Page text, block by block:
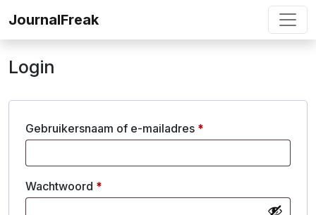
JournalFreak
Login
Gebruikersnaam of e-mailadres *
Wachtwoord *